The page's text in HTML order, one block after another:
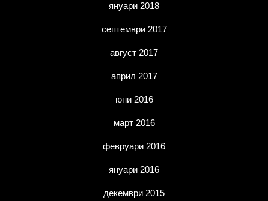
януари 2018
септември 2017
август 2017
април 2017
юни 2016
март 2016
февруари 2016
януари 2016
декември 2015